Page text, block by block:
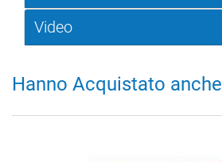
Video
Hanno Acquistato anche